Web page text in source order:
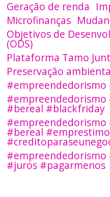
Geração de renda
Microfinanças
Objetivos de
(ODS)
Plataforma Tamo
Preservação
#bereal #blackfriday
#bereal #emprestimo
#juros #pagarmenos